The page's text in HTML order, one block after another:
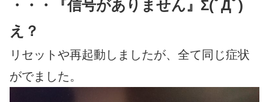
・・・『信号がありません』Σ(ﾟДﾟ)
え？
リセットや再起動しましたが、全て同じ症状
がでました。